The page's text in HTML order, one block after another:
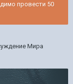
провести 50
Мира